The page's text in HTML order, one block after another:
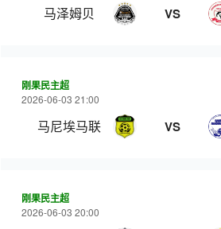
马泽姆贝 VS
刚果民主超
2026-06-03 21:00
马尼埃马联 VS
刚果民主超
2026-06-03 20:00